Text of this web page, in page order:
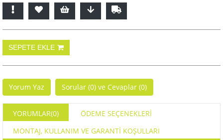
Yorum Yaz Sorular (0) ve Cevaplar (0)
YORUMLAR(0)
ÖDEME SEÇENEKLERI
MONTAJ, KULLANIM VE GARANTİ KOŞULLARI